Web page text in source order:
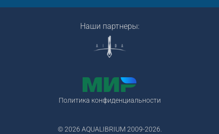
Наши партнеры:
Политика конфиденциальности
© 2026 AQUALIBRIUM 2009-2026.